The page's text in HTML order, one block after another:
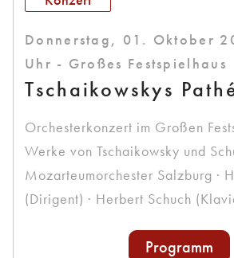
Donnerstag, 01. Oktober
Uhr - Großes Festspielhaus
Tschaikowskys
Orchesterkonzert im Großen
Werke von Tschaikowsky und
Mozarteumorchester Salzburg ·
(Dirigent) · Herbert Schuch
Programm